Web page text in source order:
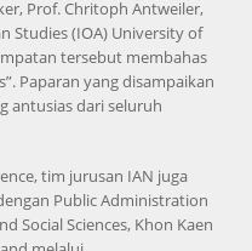
Prof. Chritoph Antweiler,
Studies (IOA) University of
tersebut membahas
Paparan yang disampaikan
antusias dari seluruh
tim jurusan IAN juga
Public Administration
Social Sciences, Khon Kaen